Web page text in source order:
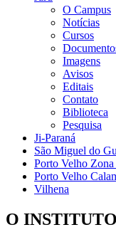
O Campus
Notícias
Cursos
Imagens
Avisos
Editais
Contato
Biblioteca
Pesquisa
Ji-Paraná
São Miguel do
Porto Velho
Porto Velho
Vilhena
O INSTITUTO